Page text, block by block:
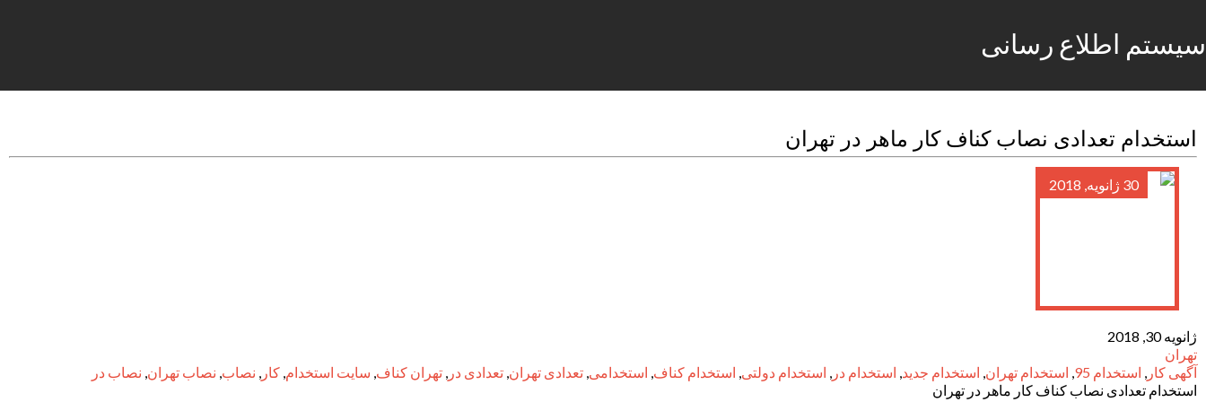
سیستم اطلاع رسانی
استخدام تعدادی نصاب کناف کار ماهر در تهران
30 ژانویه, 2018
ژانویه 30, 2018
تهران
آگهی کار , استخدام 95 , استخدام تهران, استخدام جدید, استخدام در , استخدام دولتی, استخدام کناف, استخدامی, تعدادی تهران, تعدادی در , تهران کناف, سایت استخدام, کار , نصاب, نصاب تهران, نصاب در
استخدام تعدادی نصاب کناف کار ماهر در تهران